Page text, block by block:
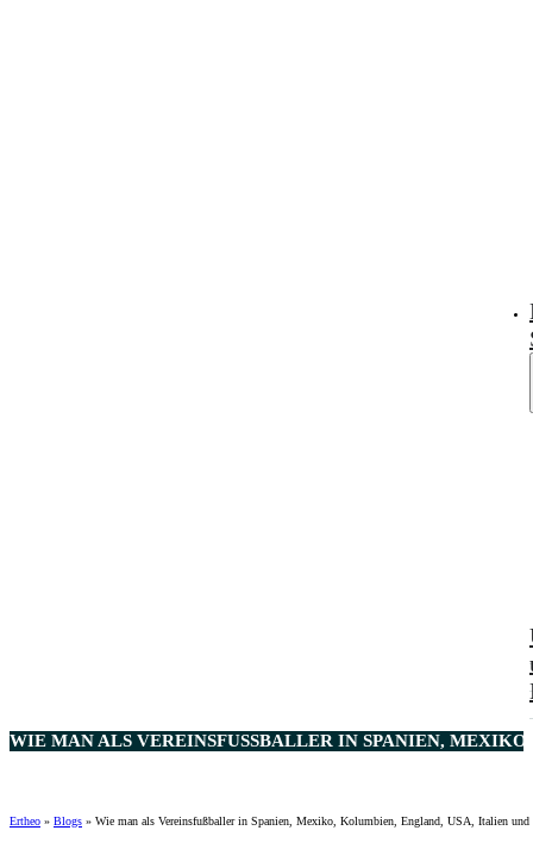
WIE MAN ALS VEREINSFUSSBALLER IN SPANIEN,
Ertheo » Blogs » Wie man als Vereinsfußballer in Spanien, Mexiko, Kolumbien, England, USA, Italien und